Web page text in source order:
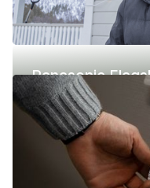
Panasonic
(-42 °C)